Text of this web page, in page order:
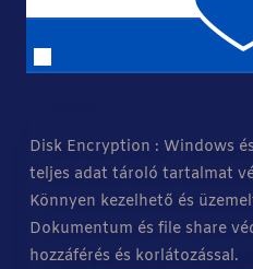
Disk Encryption : Windows
teljes adat tároló tartalmat
Könnyen kezelhető és
Dokumentum és file share
hozzáférés és korlátozással.